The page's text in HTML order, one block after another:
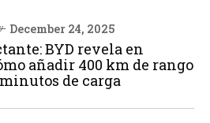
December 24, 2025
BYD revela en
añadir 400 km de rango
de carga